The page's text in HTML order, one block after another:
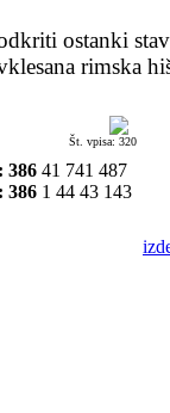
ostanki
rimska
Št. vpisa: 320
386 41 741 487
386 1 44 43 143